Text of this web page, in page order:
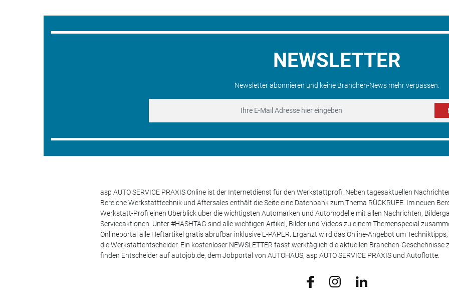
NEWSLETTER
Newsletter abonnieren und keine Branchen-News mehr verpassen.
asp AUTO SERVICE PRAXIS Online ist der Internetdienst für den Werkstattprofi. Neben tagesaktuellen
Bereiche Werkstatttechnik und Aftersales enthält die Seite eine Datenbank zum Thema RÜCKRUFE. Im neuen
Werkstatt-Profi einen Überblick über die wichtigsten Automarken und Automodelle mit allen Nachrichten,
Serviceaktionen. Unter #HASHTAG sind alle wichtigen Artikel, Bilder und Videos zu einem Themenspecial
Onlineportal alle Heftartikel gratis abrufbar inklusive E-PAPER. Ergänzt wird das Online-Angebot um
die Werkstattentscheider. Ein kostenloser NEWSLETTER fasst werktäglich die aktuellen Branchen-Geschehnisse
finden Entscheider auf autojob.de, dem Jobportal von AUTOHAUS, asp AUTO SERVICE PRAXIS und Autoflotte.